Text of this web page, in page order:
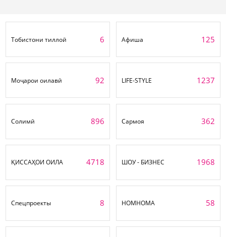
Тобистони тиллоӣ 6 Афиша 125
Моҷарои оилавӣ 92 LIFE-STYLE 1237
Солимӣ 896 Сармоя 362
ҚИССАҲОИ ОИЛА 4718 ШОУ - БИЗНЕС 1968
Спецпроекты 8 НОМНОМА 58